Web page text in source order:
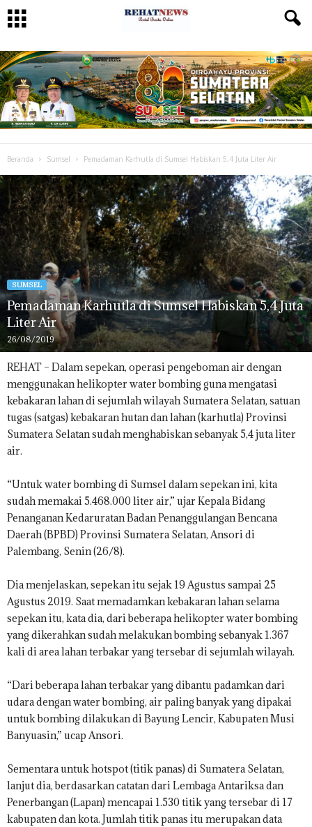
Beranda Sumsel Pemadaman Karhutla di Sumsel Habiskan 5,4 Juta Liter Air
SUMSEL
Pemadaman Karhutla di Sumsel Habiskan 5,4 Juta
Liter Air
26/08/2019
REHAT – Dalam sepekan, operasi pengeboman air dengan
menggunakan helikopter water bombing guna mengatasi
kebakaran lahan di sejumlah wilayah Sumatera Selatan, satuan
tugas (satgas) kebakaran hutan dan lahan (karhutla) Provinsi
Sumatera Selatan sudah menghabiskan sebanyak 5,4 juta liter
air.
“Untuk water bombing di Sumsel dalam sepekan ini, kita
sudah memakai 5.468.000 liter air,” ujar Kepala Bidang
Penanganan Kedaruratan Badan Penanggulangan Bencana
Daerah (BPBD) Provinsi Sumatera Selatan, Ansori di
Palembang, Senin (26/8).
Dia menjelaskan, sepekan itu sejak 19 Agustus sampai 25
Agustus 2019. Saat memadamkan kebakaran lahan selama
sepekan itu, kata dia, dari beberapa helikopter water bombing
yang dikerahkan sudah melakukan bombing sebanyak 1.367
kali di area lahan terbakar yang tersebar di sejumlah wilayah.
“Dari beberapa lahan terbakar yang dibantu padamkan dari
udara dengan water bombing, air paling banyak yang dipakai
untuk bombing dilakukan di Bayung Lencir, Kabupaten Musi
Banyuasin,” ucap Ansori.
Sementara untuk hotspot (titik panas) di Sumatera Selatan,
lanjut dia, berdasarkan catatan dari Lembaga Antariksa dan
Penerbangan (Lapan) mencapai 1.530 titik yang tersebar di 17
kabupaten dan kota. Jumlah titik panas itu merupakan data